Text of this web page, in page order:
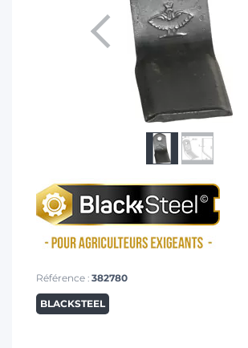
Référence : 382780
BLACKSTEEL